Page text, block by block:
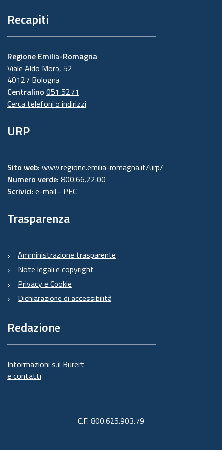
Recapiti
Regione Emilia-Romagna
Viale Aldo Moro, 52
40127 Bologna
Centralino 051 5271
Cerca telefoni o indirizzi
URP
Sito web: www.regione.emilia-romagna.it/urp/
Numero verde: 800.66.22.00
Scrivici: e-mail - PEC
Trasparenza
Amministrazione trasparente
Note legali e copyright
Privacy e Cookie
Dichiarazione di accessibilità
Redazione
Informazioni sul Burert
e contatti
C.F. 800.625.903.79